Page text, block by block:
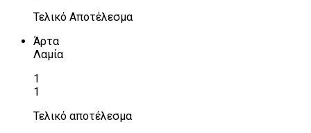
Τελικό Αποτέλεσμα
Άρτα
Λαμία
1
1
Τελικό αποτέλεσμα